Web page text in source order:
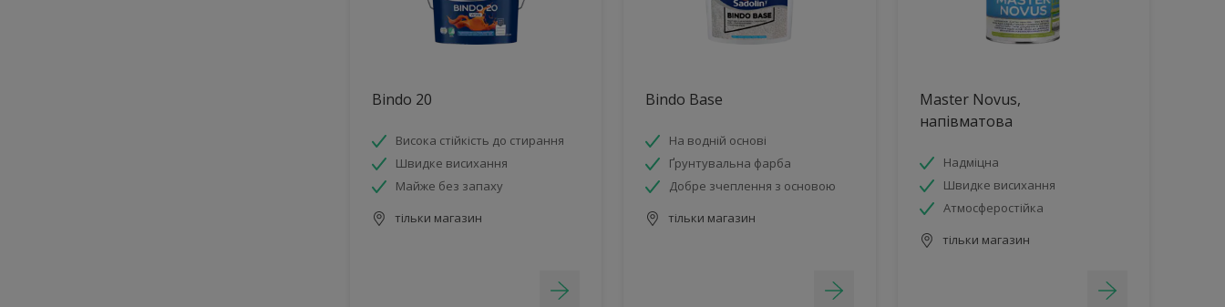
Bindo 20
Висока стійкість до стирання
Швидке висихання
Майже без запаху
тільки магазин
Bindo Base
На водній основі
Ґрунтувальна фарба
Добре зчеплення з основою
тільки магазин
Master Novus,
напівматова
Надміцна
Швидке висихання
Атмосферостійка
тільки магазин